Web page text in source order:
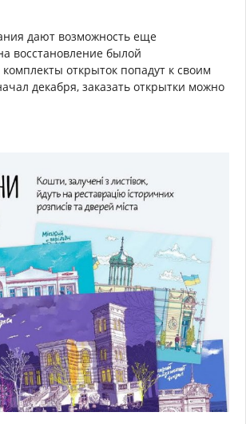
дают возможность еще
восстановление былой
открыток попадут к своим
декабря, заказать открытки можно